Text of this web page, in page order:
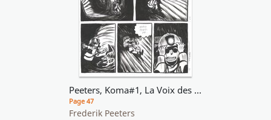
Peeters, Koma#1, La Voix des cheminées, planche n°45, 2003
Page 47
Frederik Peeters